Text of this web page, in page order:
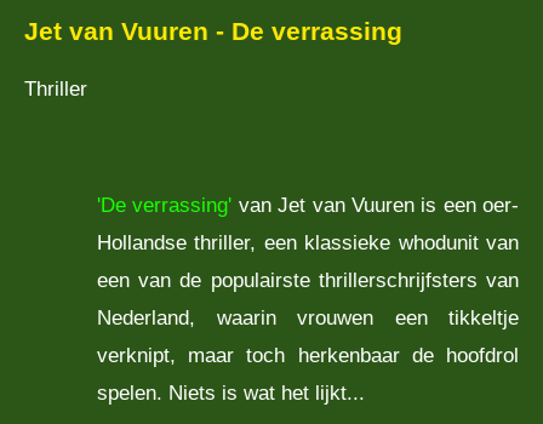
Jet van Vuuren - De verrassing
Thriller
'De verrassing' van Jet van Vuuren is een oer-
Hollandse thriller, een klassieke whodunit van
een van de populairste thrillerschrijfsters van
Nederland, waarin vrouwen een tikkeltje
verknipt, maar toch herkenbaar de hoofdrol
spelen. Niets is wat het lijkt...